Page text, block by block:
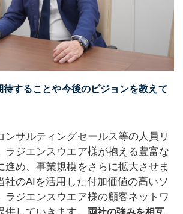
することや今後のビジョンを教えて
ンサルティングセールス等の人員リ
ラジエンスウエア様が抱える豊富な
進め、事業規模をさらに拡大させま
社のAIを活用した付加価値の高いソ
ラジエンスウエア様の顧客ネットワ
両社の強みを相互